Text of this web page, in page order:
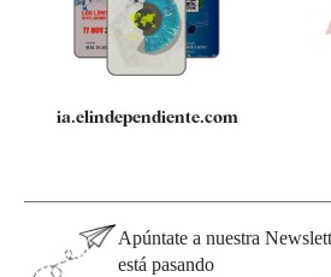
Especificaciones
ia.elindependiente.com
Apúntate a nuestra
está pasando